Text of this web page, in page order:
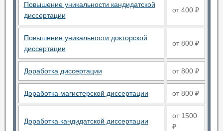
Повышение уникальности кандидатской
диссертации
от 400 ₽
Повышение уникальности докторской
диссертации
от 800 ₽
Доработка диссертации от 800 ₽
Доработка магистерской диссертации от 800 ₽
Доработка кандидатской диссертации
от 1500
₽